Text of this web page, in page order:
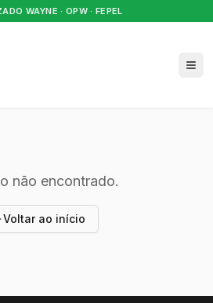
WAYNE · OPW · FEPEL
não encontrado.
Voltar ao início